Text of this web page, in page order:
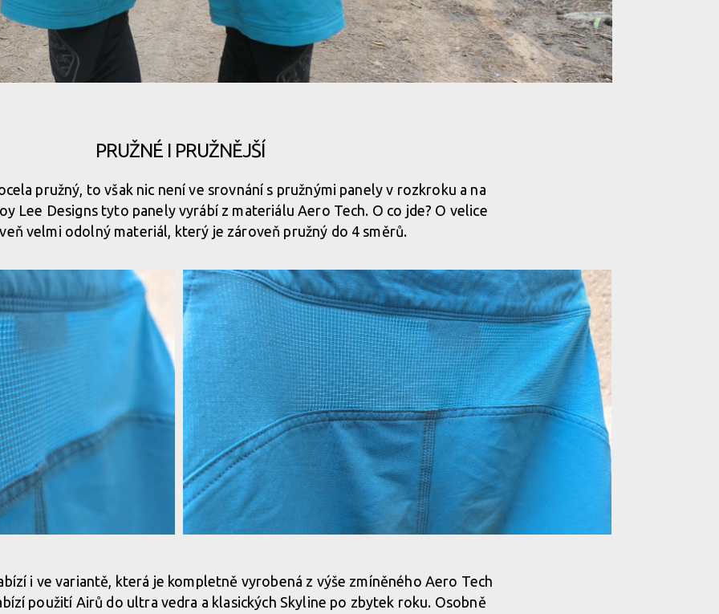
Pružný materiál je důležitý pro pohodlné nošení i jízdu
Pružný materiál je důležitý pro pohodlné nošení i jízdu
PRUŽNÉ I PRUŽNĚJŠÍ
pružný, to však nic není ve srovnání s pružnými panely v rozkroku a na
Lee Designs tyto panely vyrábí z materiálu Aero Tech. O co jde? O velice
velmi odolný materiál, který je zároveň pružný do 4 směrů.
pružnost TLD Aero Tech materiál v sobě spojuje odvětrání i maximální pružnost
i ve variantě, která je kompletně vyrobená z výše zmíněného Aero Tech
použití Airů do ultra vedra a klasických Skyline po zbytek roku. Osobně